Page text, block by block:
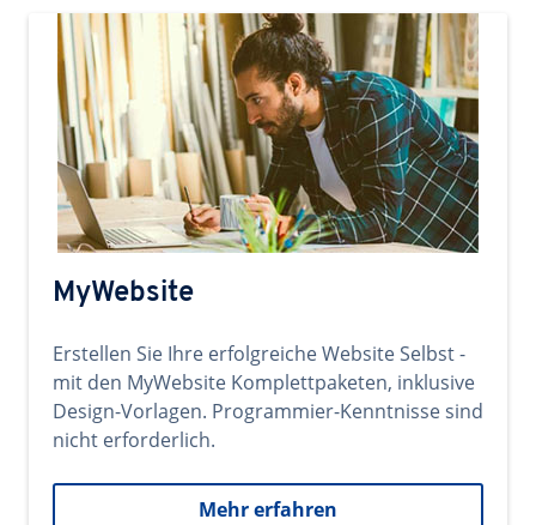
MyWebsite
Erstellen Sie Ihre erfolgreiche Website Selbst -
mit den MyWebsite Komplettpaketen, inklusive
Design-Vorlagen. Programmier-Kenntnisse sind
nicht erforderlich.
Mehr erfahren